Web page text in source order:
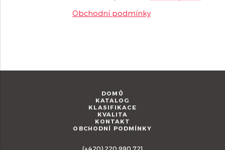
Obchodní podmínky
DOMŮ
KATALOG
KLASIFIKACE
KVALITA
KONTAKT
OBCHODNÍ PODMÍNKY
(+420) 220 990 721